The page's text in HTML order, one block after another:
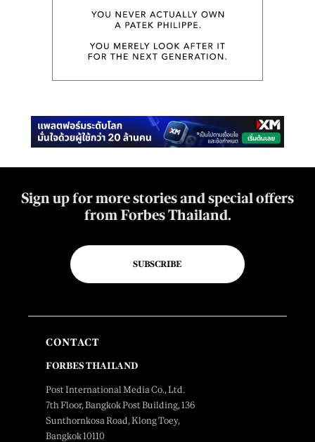
Sign up for more stories and special offers
from Forbes Thailand.
SUBSCRIBE
CONTACT
FORBES THAILAND
Post International Media Co., Ltd.
7th Floor, Bangkok Post Building, 136
Sunthornkosa Road, Klong Toey,
Bangkok 10110